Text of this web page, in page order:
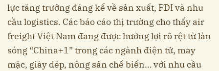
lực tăng trưởng đáng kể về sản xuất, FDI và nhu
cầu logistics. Các báo cáo thị trường cho thấy air
freight Việt Nam đang được hưởng lợi rõ rệt từ làn
sóng “China+1” trong các ngành điện tử, may
mặc, giày dép, nông sản chế biến… với nhu cầu